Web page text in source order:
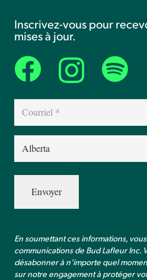
Inscrivez-vous pour
mises à jour.
Courriel
(Nécessaire)
Province
(Nécessaire)
En soumettant ces informations,
communications de Bud Lafleur Inc.
désabonner à n’importe quel
sur notre engagement à protéger